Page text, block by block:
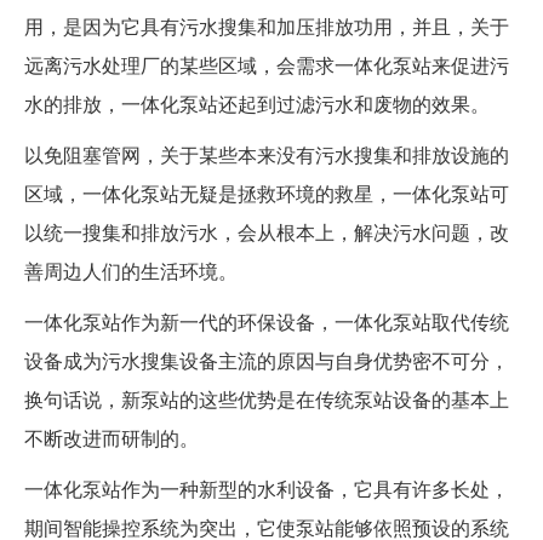
用，是因为它具有污水搜集和加压排放功用，并且，关于
远离污水处理厂的某些区域，会需求一体化泵站来促进污
水的排放，一体化泵站还起到过滤污水和废物的效果。
以免阻塞管网，关于某些本来没有污水搜集和排放设施的
区域，一体化泵站无疑是拯救环境的救星，一体化泵站可
以统一搜集和排放污水，会从根本上，解决污水问题，改
善周边人们的生活环境。
一体化泵站作为新一代的环保设备，一体化泵站取代传统
设备成为污水搜集设备主流的原因与自身优势密不可分，
换句话说，新泵站的这些优势是在传统泵站设备的基本上
不断改进而研制的。
一体化泵站作为一种新型的水利设备，它具有许多长处，
期间智能操控系统为突出，它使泵站能够依照预设的系统